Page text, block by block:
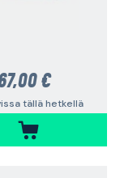
€
tällä hetkellä